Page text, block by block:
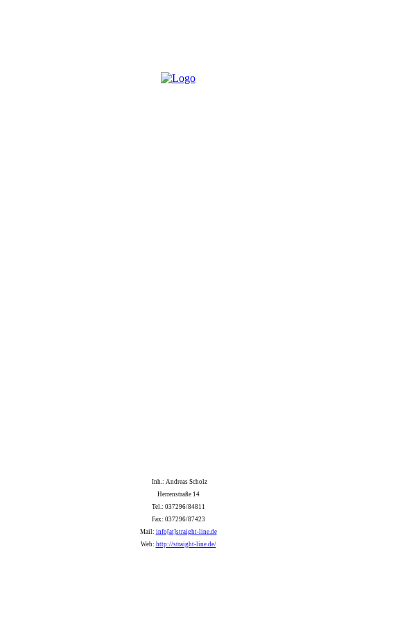
Inh.: Andreas Scholz
Herrenstraße 14
Tel.: 037296/84811
Fax: 037296/87423
Mail: info[at]straight-line.de
Web: http://straight-line.de/